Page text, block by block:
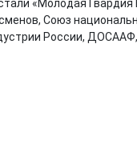
«Молодая
Союз
России,